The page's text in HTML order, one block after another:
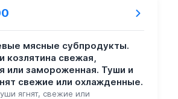
мясные субпродукты.
козлятина свежая,
или замороженная. Туши и
свежие или охлажденные.
ягнят, свежие или